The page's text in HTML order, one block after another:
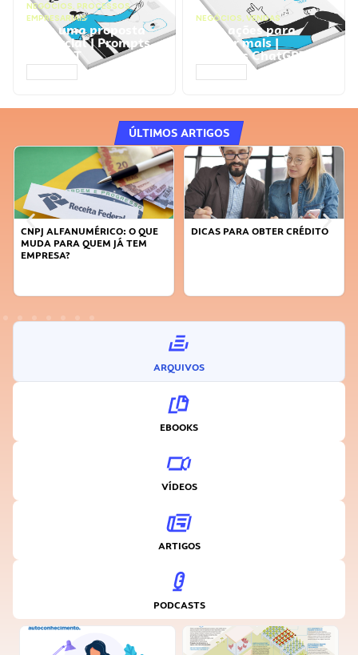
NEGÓCIOS, PROCESSOS
EMPRESARIAIS
Faça uma proposta
comercial | Prompts
ChatGPT
NEGÓCIOS, VENDAS
Faça ações para
vender mais |
Prompts ChatGPT
ÚLTIMOS ARTIGOS
CNPJ ALFANUMÉRICO: O QUE
MUDA PARA QUEM JÁ TEM
EMPRESA?
DICAS PARA OBTER CRÉDITO
ARQUIVOS
EBOOKS
VÍDEOS
ARTIGOS
PODCASTS